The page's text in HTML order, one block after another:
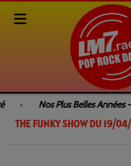
Nos Plus Belles Années
Rediffusions de nos émissions
THE FUNKY SHOW DU 19/